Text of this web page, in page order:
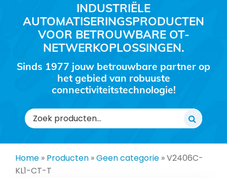
INDUSTRIËLE
AUTOMATISERINGSPRODUCTEN
VOOR BETROUWBARE OT-
NETWERKOPLOSSINGEN.
Sinds 1977 jouw betrouwbare partner op
het gebied van robuuste
connectiviteitstechnologie!
Zoeken
naar:
Home » Producten »Geen categorie »V2406C-
KL1-CT-T